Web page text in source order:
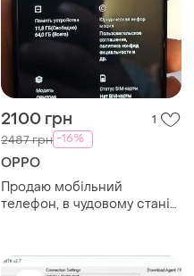
2100 грн 1
2487 грн -16%
OPPO
Продаю мобільний
телефон, в чудовому стані